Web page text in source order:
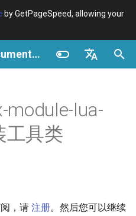
by GetPageSpeed, allowing your
NGINX Extras Documentation
Español
Português (Brasil)
Deutsch
中文
Variables
Examples
Directives
Examples
VPS/Dedicated - FastCGI
Cache
module-lua-
工具类
，请 注册。然后您可以继续